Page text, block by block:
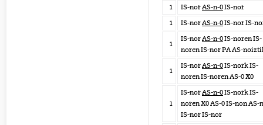
1
IS-norAS-n-0IS-nor
1
IS-norAS-n-0IS-nor IS-
1
IS-norAS-n-0IS-noren IS-
noren IS-nor PA AS-
1
IS-norAS-n-0IS-nork IS-
noren IS-noren AS-0 X0
1
IS-norAS-n-0IS-nork IS-
noren X0 AS-0 IS-non AS-n
IS-nor IS-nor